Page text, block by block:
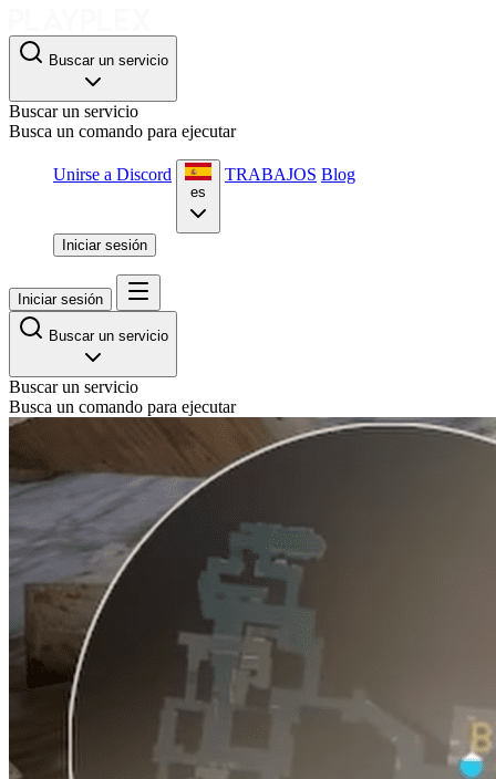
Buscar un servicio
Buscar un servicio
Busca un comando para ejecutar
Unirse a Discord
es
TRABAJOS Blog
Iniciar sesión
Iniciar sesión
Buscar un servicio
Buscar un servicio
Busca un comando para ejecutar